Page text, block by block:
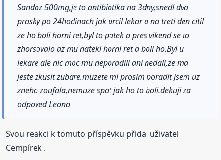
Sandoz 500mg,je to antibiotika na 3dny,snedl dva
prasky po 24hodinach jak urcil lekar a na treti den citil
ze ho boli horni ret,byl to patek a pres vikend se to
zhorsovalo az mu natekl horni ret a boli ho.Byl u
lekare ale nic moc mu neporadili ani nedali,ze ma
jeste zkusit zubare,muzete mi prosim poradit jsem uz
zneho zoufala,nemuze spat jak ho to boli.dekuji za
odpoved Leona
Svou reakci k tomuto příspěvku přidal uživatel
Cempírek .